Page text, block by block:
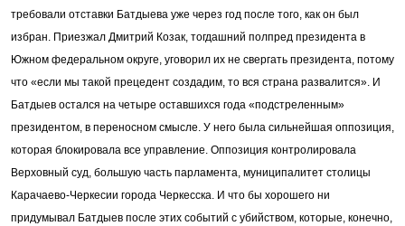
требовали отставки Батдыева уже через год после того, как он был
избран. Приезжал Дмитрий Козак, тогдашний полпред президента в
Южном федеральном округе, уговорил их не свергать президента, потому
что «если мы такой прецедент создадим, то вся страна развалится». И
Батдыев остался на четыре оставшихся года «подстреленным»
президентом, в переносном смысле. У него была сильнейшая оппозиция,
которая блокировала все управление. Оппозиция контролировала
Верховный суд, большую часть парламента, муниципалитет столицы
Карачаево-Черкесии города Черкесска. И что бы хорошего ни
придумывал Батдыев после этих событий с убийством, которые, конечно,